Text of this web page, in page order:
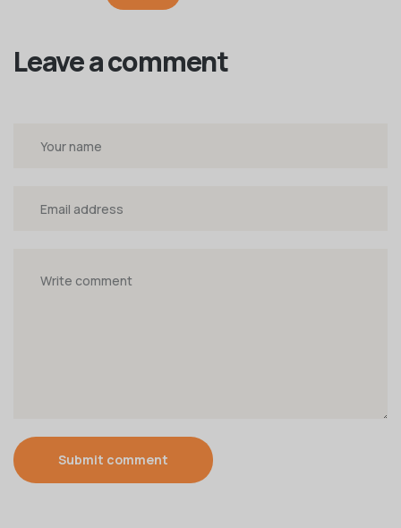
Leave a comment
Submit comment